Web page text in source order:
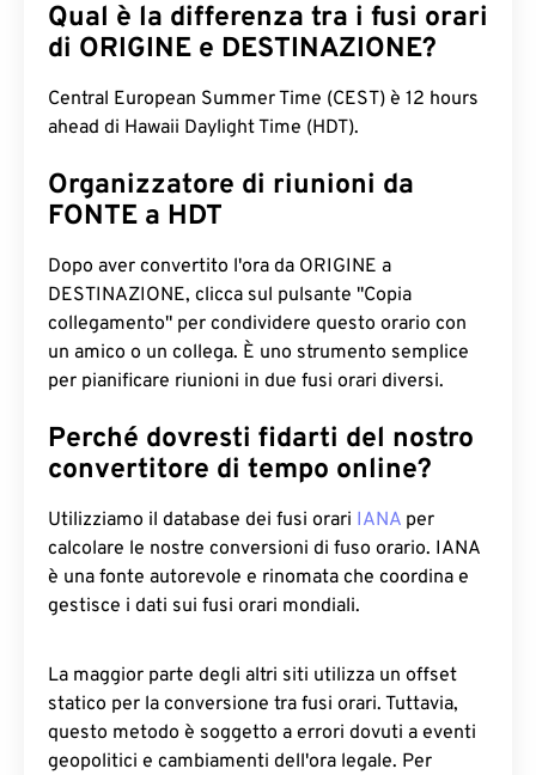
Qual è la differenza tra i fusi orari
di ORIGINE e DESTINAZIONE?
Central European Summer Time (CEST) è 12 hours
ahead di Hawaii Daylight Time (HDT).
Organizzatore di riunioni da
FONTE a HDT
Dopo aver convertito l'ora da ORIGINE a
DESTINAZIONE, clicca sul pulsante "Copia
collegamento" per condividere questo orario con
un amico o un collega. È uno strumento semplice
per pianificare riunioni in due fusi orari diversi.
Perché dovresti fidarti del nostro
convertitore di tempo online?
Utilizziamo il database dei fusi orari IANA per
calcolare le nostre conversioni di fuso orario. IANA
è una fonte autorevole e rinomata che coordina e
gestisce i dati sui fusi orari mondiali.
La maggior parte degli altri siti utilizza un offset
statico per la conversione tra fusi orari. Tuttavia,
questo metodo è soggetto a errori dovuti a eventi
geopolitici e cambiamenti dell'ora legale. Per